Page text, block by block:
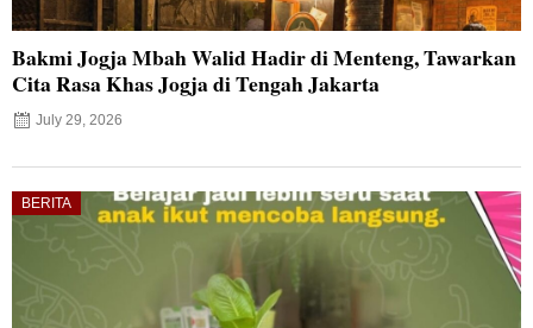
Bakmi Jogja Mbah Walid Hadir di Menteng, Tawarkan
Cita Rasa Khas Jogja di Tengah Jakarta
July 29, 2026
BERITA